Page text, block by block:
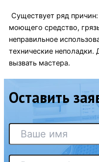
Существует ряд
моющего средство,
неправильное
технические неполадки.
вызвать мастера.
Оставить